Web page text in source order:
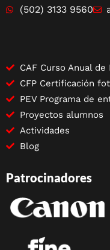
(502) 3133 9560
CAF Curso Anual de
CFP Certificación
PEV Programa de
Proyectos alumnos
Actividades
Blog
Patrocinadores